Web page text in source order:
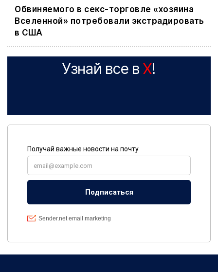
Обвиняемого в секс-торговле «хозяина
Вселенной» потребовали экстрадировать
в США
Узнай все в X!